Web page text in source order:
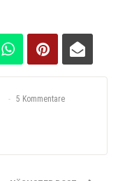
5 Kommentare